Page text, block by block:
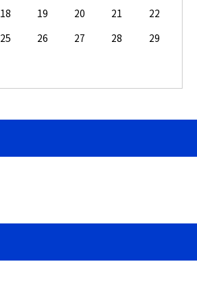
18 19 20 21
22
25 26 27 28
29